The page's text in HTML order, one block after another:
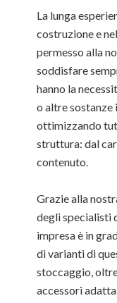
La lunga
costruzione e
permesso alla
soddisfare
hanno la
o altre
ottimizzando
struttura: dal
contenuto.
Grazie alla
degli specialisti
impresa è in
di varianti di
stoccaggio,
accessori